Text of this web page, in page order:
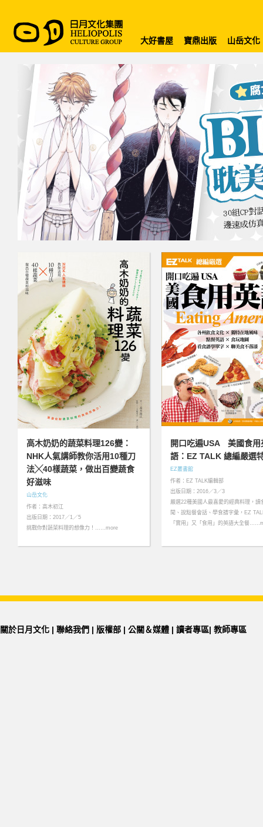
大好書屋 寶鼎出版 山岳文化
高木奶奶的蔬菜料理126變：
NHK人氣講師教你活用10種刀
法╳40樣蔬菜，做出百變蔬食
好滋味
山岳文化
作者：高木初江
出版日期：2017／1／5
挑戰你對蔬菜料理的想像力！……more
開口吃遍USA 美國食用
語：EZ TALK 總編嚴選
EZ叢書館
作者：EZ TALK編輯部
出版日期：2016／3／3
嚴選22種美國人最喜愛的經典料理，讀
聞、說點餐會話、學食譜字彙，EZ
「實用」又「食用」的英語大全餐
關於日月文化 | 聯絡我們 | 版權部 | 公關＆媒體 | 讀者專區| 教師專區